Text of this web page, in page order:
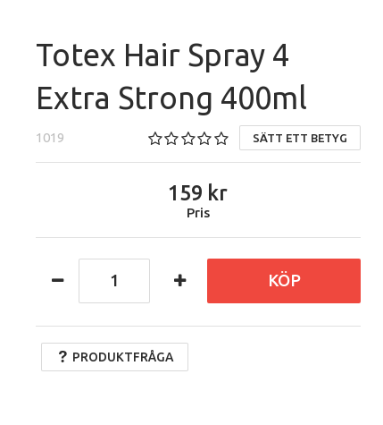
Totex Hair Spray 4
Extra Strong 400ml
1019 SÄTT ETT BETYG
Pris
159
PRODUKTFRÅGA
KÖP